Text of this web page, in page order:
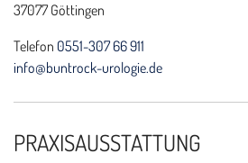
37077 Göttingen
Telefon 0551-307 66 911
info@buntrock-urologie.de
PRAXISAUSSTATTUNG